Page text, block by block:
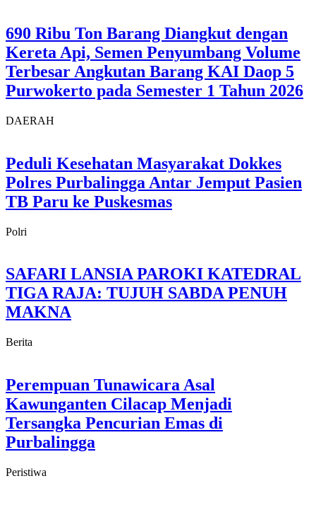
690 Ribu Ton Barang Diangkut dengan
Kereta Api, Semen Penyumbang Volume
Terbesar Angkutan Barang KAI Daop 5
Purwokerto pada Semester 1 Tahun 2026
DAERAH
Peduli Kesehatan Masyarakat Dokkes
Polres Purbalingga Antar Jemput Pasien
TB Paru ke Puskesmas
Polri
SAFARI LANSIA PAROKI KATEDRAL
TIGA RAJA: TUJUH SABDA PENUH
MAKNA
Berita
Perempuan Tunawicara Asal
Kawunganten Cilacap Menjadi
Tersangka Pencurian Emas di
Purbalingga
Peristiwa